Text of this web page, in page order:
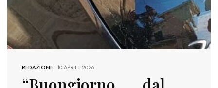
REDAZIONE-10 APRILE 2026